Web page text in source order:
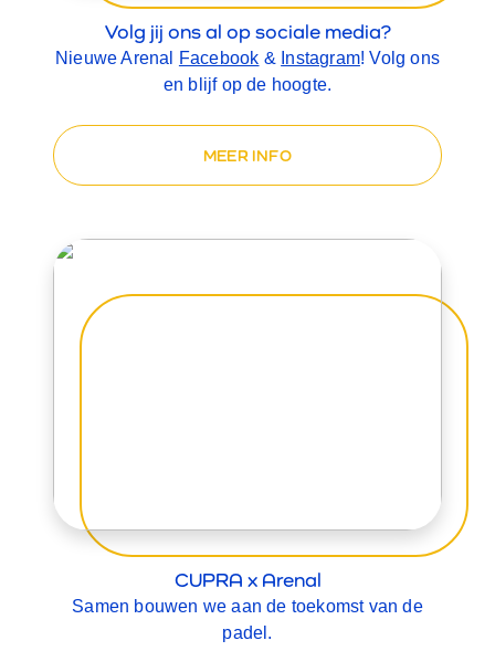
Volg jij ons al op sociale media?
Nieuwe Arenal Facebook & Instagram! Volg ons
en blijf op de hoogte.
MEER INFO
CUPRA x Arenal
Samen bouwen we aan de toekomst van de
padel.